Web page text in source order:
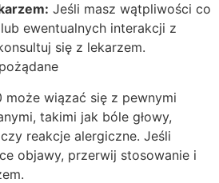
Jeśli masz wątpliwości co
ewentualnych interakcji z
się z lekarzem.
może wiązać się z pewnymi
takimi jak bóle głowy,
reakcje alergiczne. Jeśli
objawy, przerwij stosowanie i